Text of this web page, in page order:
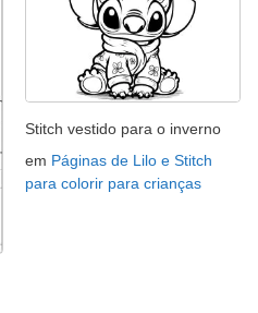
Stitch vestido para o inverno
em Páginas de Lilo e Stitch
para colorir para crianças